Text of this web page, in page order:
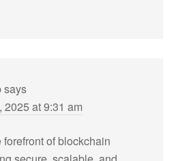
says
2025 at 9:31 am
of blockchain